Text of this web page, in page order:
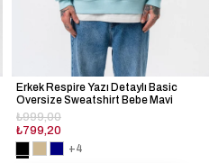
Erkek Respire Yazı Detaylı Basic
Oversize Sweatshirt Bebe Mavi
₺799,20
₺999,00
+4